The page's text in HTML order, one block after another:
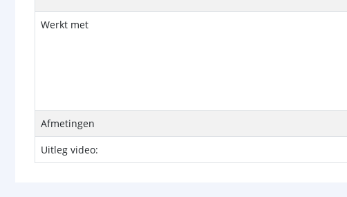
Werkt met
Afmetingen
Uitleg video: